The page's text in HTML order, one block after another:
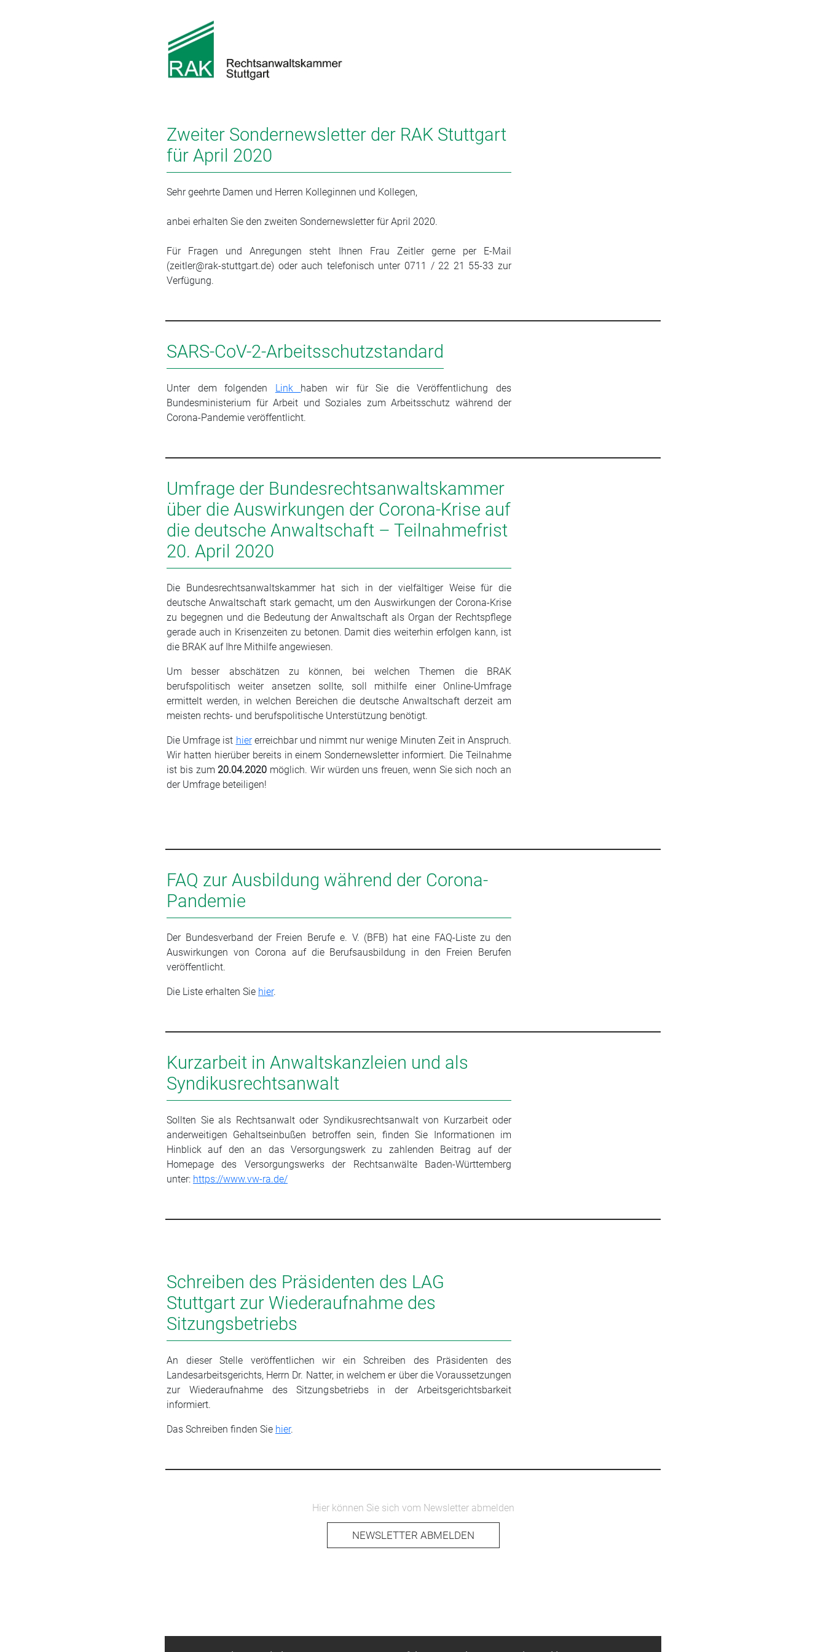
Zweiter Sondernewsletter der RAK Stuttgart
für April 2020
Sehr geehrte Damen und Herren Kolleginnen und Kollegen,
anbei erhalten Sie den zweiten Sondernewsletter für April 2020.
Für Fragen und Anregungen steht Ihnen Frau Zeitler gerne per E-Mail
(zeitler@rak-stuttgart.de) oder auch telefonisch unter 0711 / 22 21 55-33 zur
Verfügung.
SARS-CoV-2-Arbeitsschutzstandard
Unter dem folgenden Link haben wir für Sie die Veröffentlichung des
Bundesministerium für Arbeit und Soziales zum Arbeitsschutz während der
Corona-Pandemie veröffentlicht.
Umfrage der Bundesrechtsanwaltskammer
über die Auswirkungen der Corona-Krise auf
die deutsche Anwaltschaft – Teilnahmefrist
20. April 2020
Die Bundesrechtsanwaltskammer hat sich in der vielfältiger Weise für die
deutsche Anwaltschaft stark gemacht, um den Auswirkungen der Corona-Krise
zu begegnen und die Bedeutung der Anwaltschaft als Organ der Rechtspflege
gerade auch in Krisenzeiten zu betonen. Damit dies weiterhin erfolgen kann, ist
die BRAK auf Ihre Mithilfe angewiesen.
Um besser abschätzen zu können, bei welchen Themen die BRAK
berufspolitisch weiter ansetzen sollte, soll mithilfe einer Online-Umfrage
ermittelt werden, in welchen Bereichen die deutsche Anwaltschaft derzeit am
meisten rechts- und berufspolitische Unterstützung benötigt.
Die Umfrage ist hiererreichbar und nimmt nur wenige Minuten Zeit in Anspruch.
Wir hatten hierüber bereits in einem Sondernewsletter informiert. Die Teilnahme
ist bis zum 20.04.2020 möglich. Wir würden uns freuen, wenn Sie sich noch an
der Umfrage beteiligen!
FAQ zur Ausbildung während der Corona-
Pandemie
Der Bundesverband der Freien Berufe e. V. (BFB) hat eine FAQ-Liste zu den
Auswirkungen von Corona auf die Berufsausbildung in den Freien Berufen
veröffentlicht.
Die Liste erhalten Sie hier.
Kurzarbeit in Anwaltskanzleien und als
Syndikusrechtsanwalt
Sollten Sie als Rechtsanwalt oder Syndikusrechtsanwalt von Kurzarbeit oder
anderweitigen Gehaltseinbußen betroffen sein, finden Sie Informationen im
Hinblick auf den an das Versorgungswerk zu zahlenden Beitrag auf der
Homepage des Versorgungswerks der Rechtsanwälte Baden-Württemberg
unter: https://www.vw-ra.de/
Schreiben des Präsidenten des LAG
Stuttgart zur Wiederaufnahme des
Sitzungsbetriebs
An dieser Stelle veröffentlichen wir ein Schreiben des Präsidenten des
Landesarbeitsgerichts, Herrn Dr. Natter, in welchem er über die Voraussetzungen
zur Wiederaufnahme des Sitzungsbetriebs in der Arbeitsgerichtsbarkeit
informiert.
Das Schreiben finden Sie hier.
Hier können Sie sich vom Newsletter abmelden
NEWSLETTER ABMELDEN